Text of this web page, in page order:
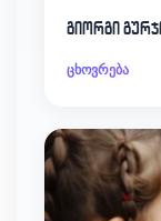
გიორგი
ცხოვრება